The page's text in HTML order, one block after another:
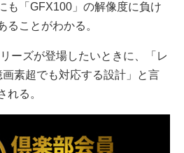
も「GFX100」の解像度に負け
ることがわかる。
ーズが登場したいときに、「レ
素超でも対応する設計」と言
れる。